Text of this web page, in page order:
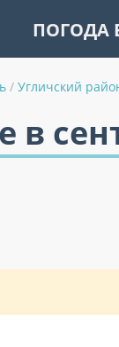
ПОГОДА
/ Угличский
в